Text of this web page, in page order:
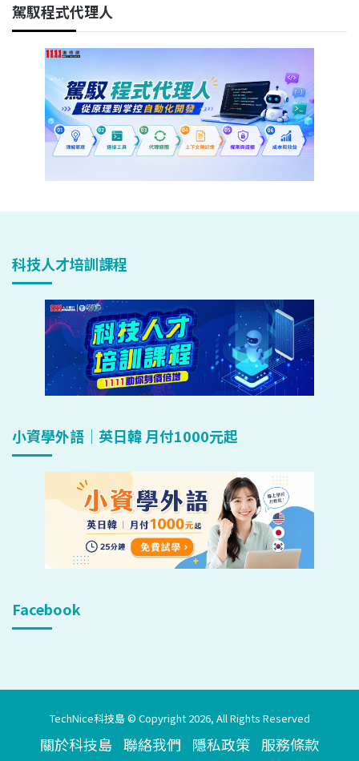
駕馭程式代理人
科技人才培訓課程
小資學外語｜英日韓 月付1000元起
Facebook
TechNice科技島 © Copyright 2026, All Rights Reserved
關於科技島 聯絡我們 隱私政策 服務條款